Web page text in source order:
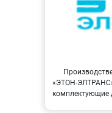
«ЭТОН-
комплектующие